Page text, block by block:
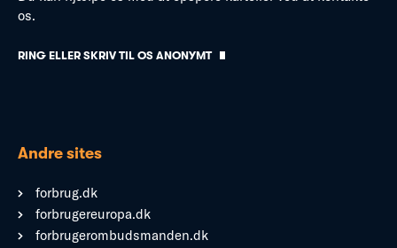
os.
RING ELLER SKRIV TIL OS ANONYMT
Andre sites
forbrug.dk
forbrugereuropa.dk
forbrugerombudsmanden.dk